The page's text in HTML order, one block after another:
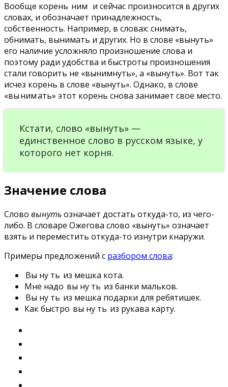
Вообще корень ним и сейчас произносится в других
словах, и обозначает принадлежность,
собственность. Например, в словах: снимать,
обнимать, вынимать и других. Но в слове «вынуть»
его наличие усложняло произношение слова и
поэтому ради удобства и быстроты произношения
стали говорить не «вынимнуть», а «вынуть». Вот так
исчез корень в слове «вынуть». Однако, в слове
«вынимать» этот корень снова занимает свое место.
Кстати, слово «вынуть» —
единственное слово в русском языке, у
которого нет корня.
Значение слова
Слово вынутьозначает достать откуда-то, из чего-
либо. В словаре Ожегова слово «вынуть» означает
взять и переместить откуда-то изнутри кнаружи.
Примеры предложений с разбором слова:
Вы ну ть из мешка кота.
Мне надо вы ну ть из банки мальков.
Вы ну ть из мешка подарки для ребятишек.
Как быстро вы ну ть из рукава карту.